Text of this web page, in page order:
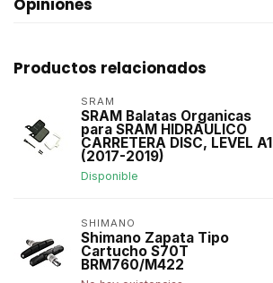
Opiniones
Productos relacionados
SRAM
SRAM Balatas Organicas
para SRAM HIDRÁULICO
CARRETERA DISC, LEVEL A1
(2017-2019)
Disponible
SHIMANO
Shimano Zapata Tipo
Cartucho S70T
BRM760/M422